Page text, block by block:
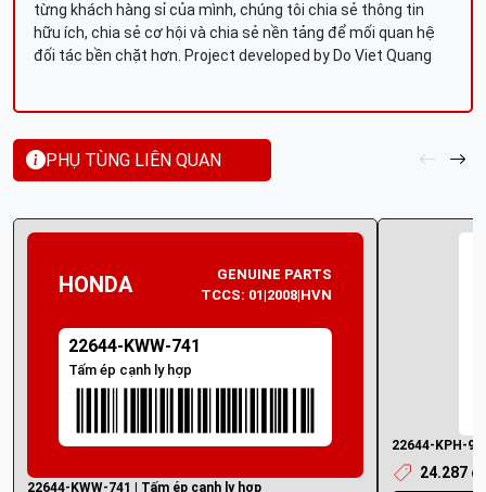
từng khách hàng sỉ của mình, chúng tôi chia sẻ thông tin
hữu ích, chia sẻ cơ hội và chia sẻ nền tảng để mối quan hệ
đối tác bền chặt hơn. Project developed by Do Viet Quang
PHỤ TÙNG LIÊN QUAN
HONDA
GENUINE PARTS
TCCS: 01|2008|HVN
22644-KWW-741
Tấm ép cạnh ly hợp
22644-KWW-741 | Tấm ép cạnh ly hợp
22644-KPH-
24.287 ₫